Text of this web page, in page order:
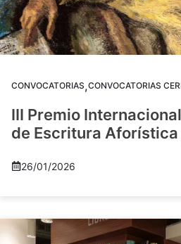
CONVOCATORIAS,CONVOCATORIAS
III Premio
de Escritura
26/01/2026